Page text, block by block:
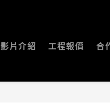
影片介紹 工程報價 合